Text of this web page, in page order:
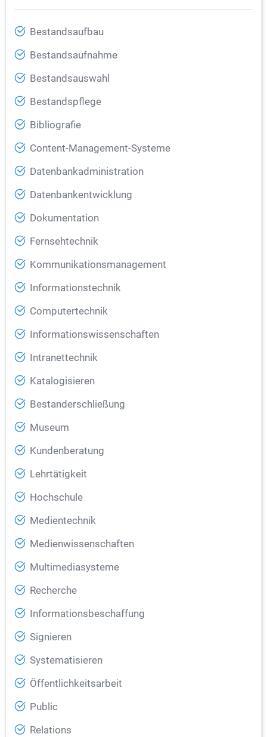
Bestandsaufbau
Bestandsaufnahme
Bestandsauswahl
Bestandspflege
Bibliografie
Content-Management-Systeme
Datenbankadministration
Datenbankentwicklung
Dokumentation
Fernsehtechnik
Kommunikationsmanagement
Informationstechnik
Computertechnik
Informationswissenschaften
Intranettechnik
Katalogisieren
Bestanderschließung
Museum
Kundenberatung
Lehrtätigkeit
Hochschule
Medientechnik
Medienwissenschaften
Multimediasysteme
Recherche
Informationsbeschaffung
Signieren
Systematisieren
Öffentlichkeitsarbeit
Public
Relations